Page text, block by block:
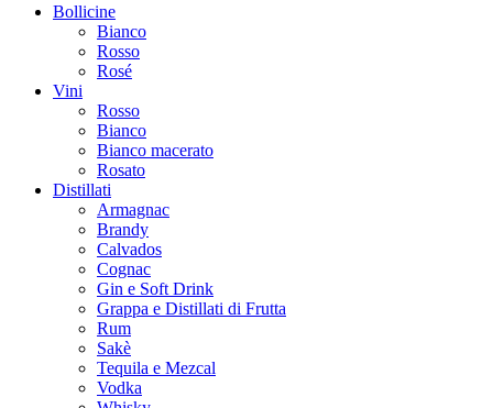
Bollicine
Bianco
Rosso
Rosé
Vini
Rosso
Bianco
Bianco macerato
Rosato
Distillati
Armagnac
Brandy
Calvados
Cognac
Gin e Soft Drink
Grappa e Distillati di Frutta
Rum
Sakè
Tequila e Mezcal
Vodka